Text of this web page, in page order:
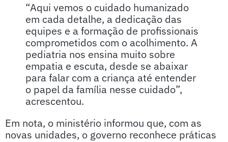
“Aqui vemos o cuidado humanizado
em cada detalhe, a dedicação das
equipes e a formação de profissionais
comprometidos com o acolhimento. A
pediatria nos ensina muito sobre
empatia e escuta, desde se abaixar
para falar com a criança até entender
o papel da família nesse cuidado”,
acrescentou.
Em nota, o ministério informou que, com as
novas unidades, o governo reconhece práticas